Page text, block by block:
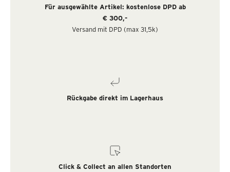
Für ausgewählte Artikel: kostenlose DPD ab
€ 300,-
Versand mit DPD (max 31,5k)
Rückgabe direkt im Lagerhaus
Click & Collect an allen Standorten